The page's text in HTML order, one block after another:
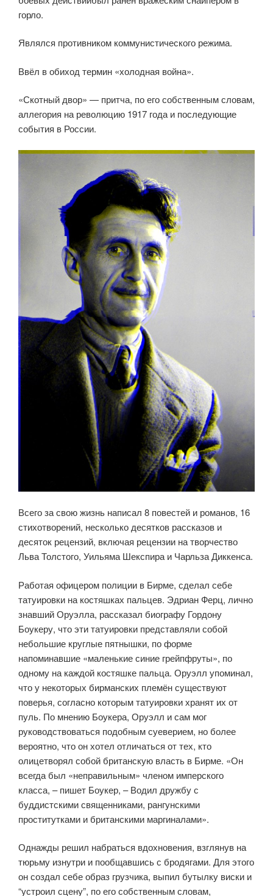
горло.
Являлся противником коммунистического режима.
Ввёл в обиход термин «холодная война».
«Скотный двор» — притча, по его собственным словам,
аллегория на революцию 1917 года и последующие
события в России.
Всего за свою жизнь написал 8 повестей и романов, 16
стихотворений, несколько десятков рассказов и
десяток рецензий, включая рецензии на творчество
Льва Толстого, Уильяма Шекспира и Чарльза Диккенса.
Работая офицером полиции в Бирме, сделал себе
татуировки на костяшках пальцев. Эдриан Ферц, лично
знавший Оруэлла, рассказал биографу Гордону
Боукеру, что эти татуировки представляли собой
небольшие круглые пятнышки, по форме
напоминавшие «маленькие синие грейпфруты», по
одному на каждой костяшке пальца. Оруэлл упоминал,
что у некоторых бирманских племён существуют
поверья, согласно которым татуировки хранят их от
пуль. По мнению Боукера, Оруэлл и сам мог
руководствоваться подобным суеверием, но более
вероятно, что он хотел отличаться от тех, кто
олицетворял собой британскую власть в Бирме. «Он
всегда был «неправильным» членом имперского
класса, – пишет Боукер, – Водил дружбу с
буддистскими священниками, рангунскими
проститутками и британскими маргиналами».
Однажды решил набраться вдохновения, взглянув на
тюрьму изнутри и пообщавшись с бродягами. Для этого
он создал себе образ грузчика, выпил бутылку виски и
“устроил сцену”, по его собственным словам,